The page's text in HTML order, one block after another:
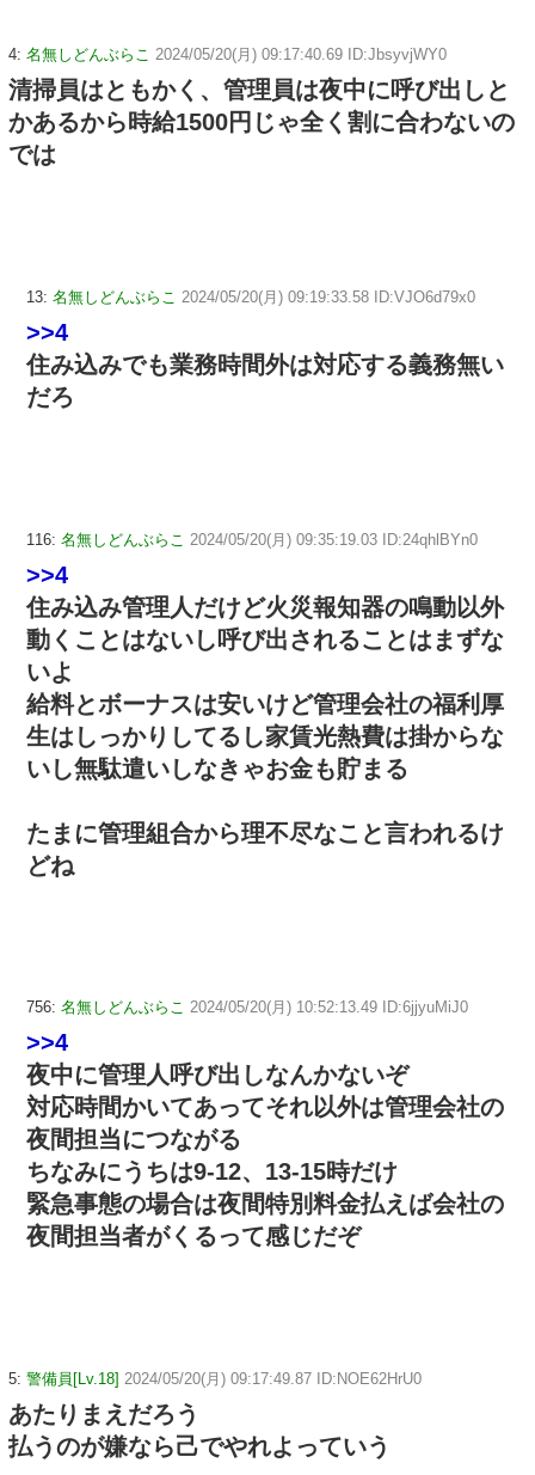
4: 名無しどんぶらこ 2024/05/20(月) 09:17:40.69 ID:JbsyvjWY0
清掃員はともかく、管理員は夜中に呼び出しと
かあるから時給1500円じゃ全く割に合わないの
では
13: 名無しどんぶらこ 2024/05/20(月) 09:19:33.58 ID:VJO6d79x0
>>4
住み込みでも業務時間外は対応する義務無い
だろ
116: 名無しどんぶらこ 2024/05/20(月) 09:35:19.03 ID:24qhlBYn0
>>4
住み込み管理人だけど火災報知器の鳴動以外
動くことはないし呼び出されることはまずな
いよ
給料とボーナスは安いけど管理会社の福利厚
生はしっかりしてるし家賃光熱費は掛からな
いし無駄遣いしなきゃお金も貯まる
たまに管理組合から理不尽なこと言われるけ
どね
756: 名無しどんぶらこ 2024/05/20(月) 10:52:13.49 ID:6jjyuMiJ0
>>4
夜中に管理人呼び出しなんかないぞ
対応時間かいてあってそれ以外は管理会社の
夜間担当につながる
ちなみにうちは9-12、13-15時だけ
緊急事態の場合は夜間特別料金払えば会社の
夜間担当者がくるって感じだぞ
5: 警備員[Lv.18] 2024/05/20(月) 09:17:49.87 ID:NOE62HrU0
あたりまえだろう
払うのが嫌なら己でやれよっていう